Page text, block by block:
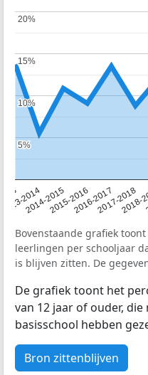
2013-20142014-20152015-20162016-20172017-2018
5%
5%
10%
10%
15%
15%
20%
20%
Bovenstaande grafiek
leerlingen per schooljaar
is blijven zitten. De
De grafiek toont het
van 12 jaar of ouder,
basisschool hebben
Bron zittenblijven